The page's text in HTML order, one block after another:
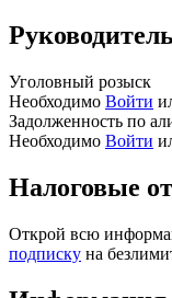
Руководитель
Уголовный розыск
Необходимо Войти
Задолженность по
Необходимо Войти
Налоговые
Открой всю
подписку на